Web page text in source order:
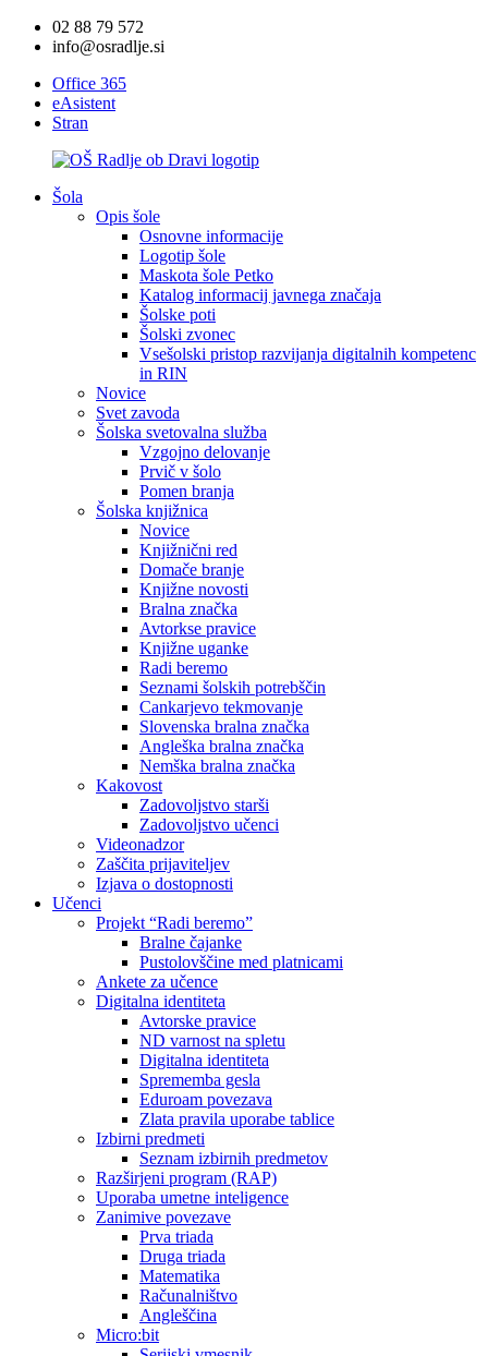
02 88 79 572
info@osradlje.si
Office 365
eAsistent
Stran
Šola
Opis šole
Osnovne informacije
Logotip šole
Maskota šole Petko
Katalog informacij javnega značaja
Šolske poti
Šolski zvonec
Vsešolski pristop razvijanja digitalnih kompetenc
in RIN
Novice
Svet zavoda
Šolska svetovalna služba
Vzgojno delovanje
Prvič v šolo
Pomen branja
Šolska knjižnica
Novice
Knjižnični red
Domače branje
Knjižne novosti
Bralna značka
Avtorkse pravice
Knjižne uganke
Radi beremo
Seznami šolskih potrebščin
Cankarjevo tekmovanje
Slovenska bralna značka
Angleška bralna značka
Nemška bralna značka
Kakovost
Zadovoljstvo starši
Zadovoljstvo učenci
Videonadzor
Zaščita prijaviteljev
Izjava o dostopnosti
Učenci
Projekt “Radi beremo”
Bralne čajanke
Pustolovščine med platnicami
Ankete za učence
Digitalna identiteta
Avtorske pravice
ND varnost na spletu
Digitalna identiteta
Sprememba gesla
Eduroam povezava
Zlata pravila uporabe tablice
Izbirni predmeti
Seznam izbirnih predmetov
Razširjeni program (RAP)
Uporaba umetne inteligence
Zanimive povezave
Prva triada
Druga triada
Matematika
Računalništvo
Angleščina
Micro:bit